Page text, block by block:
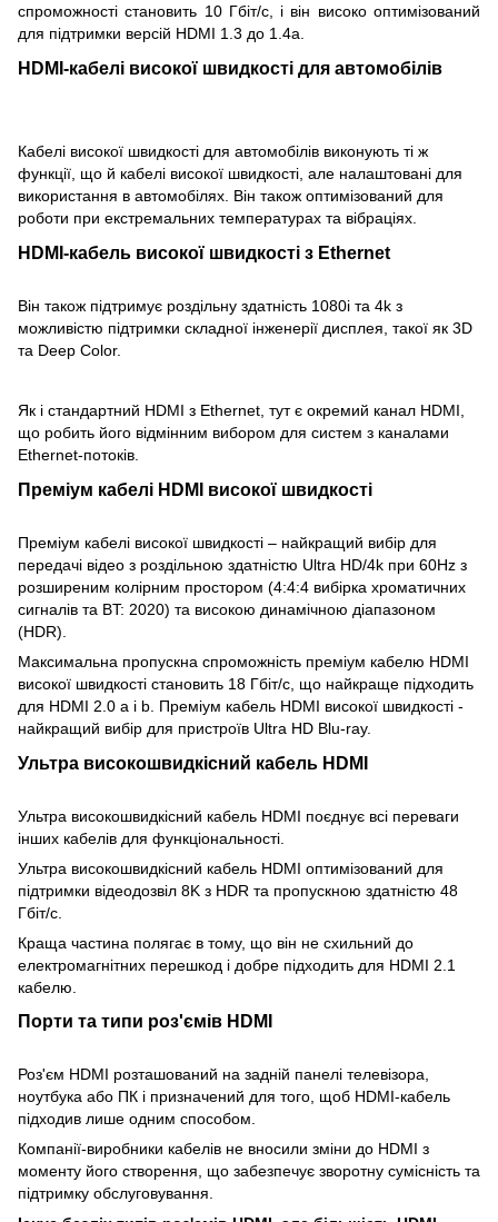
спроможності становить 10 Гбіт/с, і він високо оптимізований
для підтримки версій HDMI 1.3 до 1.4a.
HDMI-кабелі високої швидкості для автомобілів
Кабелі високої швидкості для автомобілів виконують ті ж
функції, що й кабелі високої швидкості, але налаштовані для
використання в автомобілях. Він також оптимізований для
роботи при екстремальних температурах та вібраціях.
HDMI-кабель високої швидкості з Ethernet
Він також підтримує роздільну здатність 1080i та 4k з
можливістю підтримки складної інженерії дисплея, такої як 3D
та Deep Color.
Як і стандартний HDMI з Ethernet, тут є окремий канал HDMI,
що робить його відмінним вибором для систем з каналами
Ethernet-потоків.
Преміум кабелі HDMI високої швидкості
Преміум кабелі високої швидкості – найкращий вибір для
передачі відео з роздільною здатністю Ultra HD/4k при 60Hz з
розширеним колірним простором (4:4:4 вибірка хроматичних
сигналів та BT: 2020) та високою динамічною діапазоном
(HDR).
Максимальна пропускна спроможність преміум кабелю HDMI
високої швидкості становить 18 Гбіт/с, що найкраще підходить
для HDMI 2.0 a і b. Преміум кабель HDMI високої швидкості -
найкращий вибір для пристроїв Ultra HD Blu-ray.
Ультра високошвидкісний кабель HDMI
Ультра високошвидкісний кабель HDMI поєднує всі переваги
інших кабелів для функціональності.
Ультра високошвидкісний кабель HDMI оптимізований для
підтримки відеодозвіл 8K з HDR та пропускною здатністю 48
Гбіт/с.
Краща частина полягає в тому, що він не схильний до
електромагнітних перешкод і добре підходить для HDMI 2.1
кабелю.
Порти та типи роз'ємів HDMI
Роз'єм HDMI розташований на задній панелі телевізора,
ноутбука або ПК і призначений для того, щоб HDMI-кабель
підходив лише одним способом.
Компанії-виробники кабелів не вносили зміни до HDMI з
моменту його створення, що забезпечує зворотну сумісність та
підтримку обслуговування.